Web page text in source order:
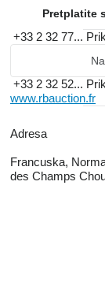
Pretplatite
+33 2 32 77...
+33 2 32 52...
www.rbauction.fr
Adresa
Francuska,
des Champs